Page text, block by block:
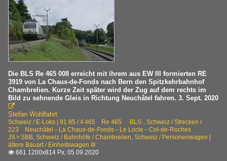
Die BLS Re 465 008 erreicht mit ihrem aus EW III formierten RE
3919 von La Chaux-de-Fonds nach Bern den Spitzkehrbahnhof
Chambrelien. Kurze Zeit später wird der Zug auf dem rechts im
Bild zu sehnende Gleis in Richtung Neuchâtel fahren. 3. Sept. 2020

Stefan Wohlfahrt
Schweiz / E-Loks | 91 85 / 4 465 Re 465 ·BLS·, Schweiz / Strecken /
223 Neuchâtel – La Chaux-de-Fonds – Le Locle – Col-de-Roches
JS > SBB, Schweiz / Bahnhöfe / Chambrelien, Schweiz / Personenwagen |
ältere Bauart / Einheitswagen III
 661 1200x814 Px, 05.09.2020